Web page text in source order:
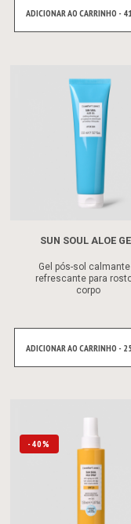
ADICIONAR AO CARRINHO -
SUN SOUL ALOE
Gel pós-sol
refrescante para
corpo
ADICIONAR AO CARRINHO -
-40%